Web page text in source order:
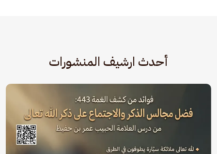
أحدث ارشيف المنشورات
الصورة